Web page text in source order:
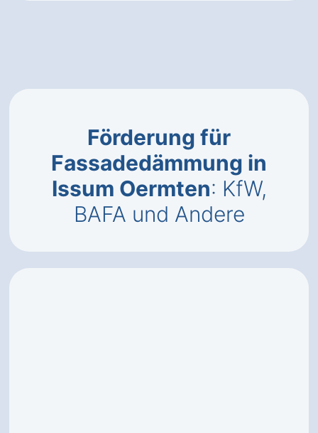
Förderung für
Fassadedämmung in
Issum Oermten: KfW,
BAFA und Andere